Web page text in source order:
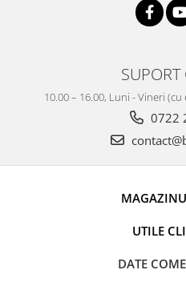
SUPORT
10.00 – 16.00, Luni - Vineri
0722
UTILE
DATE